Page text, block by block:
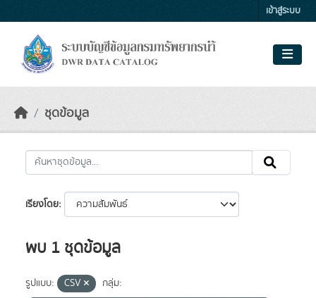
เข้าสู่ระบบ
ชุดข้อมูล
เรียงโดย
พบ 1 ชุดข้อมูล
รูปแบบ: CSV
กลุ่ม: